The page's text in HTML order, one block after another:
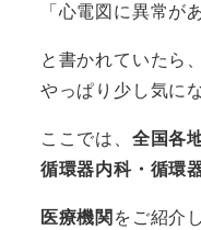
「心電図に異常が
と書かれていたら、
やっぱり少し気に
ここでは、 全国各
循環器内科・循環
医療機関 をご紹介